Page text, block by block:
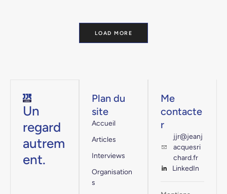
LOAD MORE
Un
regard
autrem
ent.
Plan du
site
Accueil
Articles
Interviews
Organisation
s
Me
contacte
r
jjr@jeanj
acquesri
chard.fr
LinkedIn